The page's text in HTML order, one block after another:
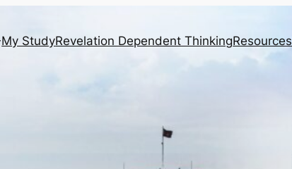
My StudyRevelation Dependent ThinkingResources